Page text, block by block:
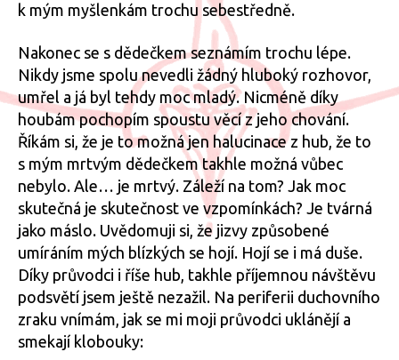
k mým myšlenkám trochu sebestředně.
Nakonec se s dědečkem seznámím trochu lépe.
Nikdy jsme spolu nevedli žádný hluboký rozhovor,
umřel a já byl tehdy moc mladý. Nicméně díky
houbám pochopím spoustu věcí z jeho chování.
Říkám si, že je to možná jen halucinace z hub, že to
s mým mrtvým dědečkem takhle možná vůbec
nebylo. Ale… je mrtvý. Záleží na tom? Jak moc
skutečná je skutečnost ve vzpomínkách? Je tvárná
jako máslo. Uvědomuji si, že jizvy způsobené
umíráním mých blízkých se hojí. Hojí se i má duše.
Díky průvodci i říše hub, takhle příjemnou návštěvu
podsvětí jsem ještě nezažil. Na periferii duchovního
zraku vnímám, jak se mi moji průvodci uklánějí a
smekají klobouky: